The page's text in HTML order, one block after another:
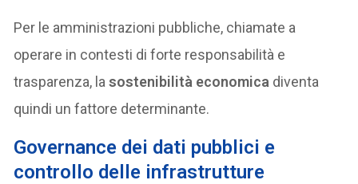
Per le amministrazioni pubbliche, chiamate a
operare in contesti di forte responsabilità e
trasparenza, lasostenibilità economica diventa
quindi un fattore determinante.
Governance dei dati pubblici e
controllo delle infrastrutture